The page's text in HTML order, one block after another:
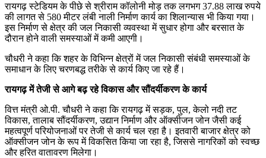
रायगढ़ स्टेडियम के पीछे से श्रीराम कॉलोनी मोड़ तक लगभग 37.88 लाख रुपये
की लागत से 580 मीटर लंबी नाली निर्माण कार्य का शिलान्यास भी किया गया।
इस निर्माण से क्षेत्र की जल निकासी व्यवस्था में सुधार होगा और बरसात के
दौरान होने वाली समस्याओं में कमी आएगी।
चौधरी ने कहा कि शहर के विभिन्न क्षेत्रों में जल निकासी संबंधी समस्याओं के
समाधान के लिए चरणबद्ध तरीके से कार्य किए जा रहे हैं।
रायगढ़ में तेजी से आगे बढ़ रहे विकास और सौंदर्यीकरण के कार्य
वित्त मंत्री ओ.पी. चौधरी ने कहा कि रायगढ़ में सड़क, पुल, केलो नदी तट
विकास, तालाब सौंदर्यीकरण, उद्यान निर्माण और ऑक्सीजन जोन जैसी कई
महत्वपूर्ण परियोजनाओं पर तेजी से कार्य चल रहा है। इतवारी बाजार क्षेत्र को
ऑक्सीजन जोन के रूप में विकसित किया जा रहा है, जिससे नागरिकों को स्वच्छ
और हरित वातावरण मिलेगा।